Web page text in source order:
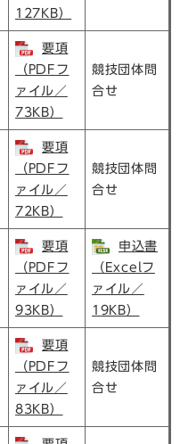
127KB）
要項
（PDFフ
ァイル／
73KB）
競技団体問
合せ
要項
（PDFフ
ァイル／
72KB）
競技団体問
合せ
要項
（PDFフ
ァイル／
93KB）
申込書
（Excelフ
ァイル／
19KB）
要項
（PDFフ
ァイル／
83KB）
競技団体問
合せ